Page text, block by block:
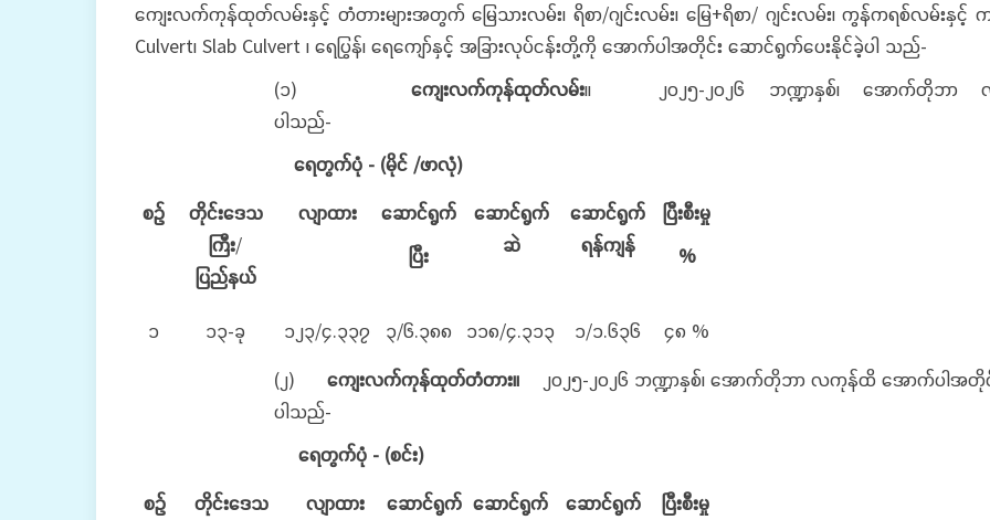
ကျေးလက်ကုန်ထုတ်လမ်းနှင့် တံတားများအတွက် မြေသားလမ်း၊ ရိစာ/ဂျင်းလမ်း၊ မြေ+ရိစာ/ ဂျင်းလမ်း၊ ကွန်ကရစ်လမ်းနှင့်
Culvert၊ Slab Culvert ၊ ရေပြွန်၊ ရေကျော်နှင့် အခြားလုပ်ငန်းတို့ကို အောက်ပါအတိုင်း ဆောင်ရွက်ပေးနိုင်ခဲ့ပါ သည်-
(၁) ကျေးလက်ကုန်ထုတ်လမ်း။ ၂၀၂၅-၂၀၂၆ ဘဏ္ဍာနှစ်၊ အောက်တိုဘာ လ
ပါသည်-
ရေတွက်ပုံ - (မိုင် /ဖာလုံ)
စဉ်
တိုင်းဒေသ
ကြီး/
ပြည်နယ်
လျာထား
ဆောင်ရွက်
ပြီး
ဆောင်ရွက်
ဆဲ
ဆောင်ရွက်
ရန်ကျန်
ပြီးစီးမှု
%
၁ ၁၃-ခု ၁၂၃/၄.၃၃၇ ၃/၆.၃၈၈ ၁၁၈/၄.၃၁၃ ၁/၁.၆၃၆
၄၈ %
(၂) ကျေးလက်ကုန်ထုတ်တံတား။ ၂၀၂၅-၂၀၂၆ ဘဏ္ဍာနှစ်၊ အောက်တိုဘာ လကုန်ထိ အောက်ပါအတို
ပါသည်-
ရေတွက်ပုံ - (စင်း)
စဉ်
တိုင်းဒေသ
လျာထား
ဆောင်ရွက် ဆောင်ရွက်
ဆောင်ရွက်
ပြီးစီးမှု